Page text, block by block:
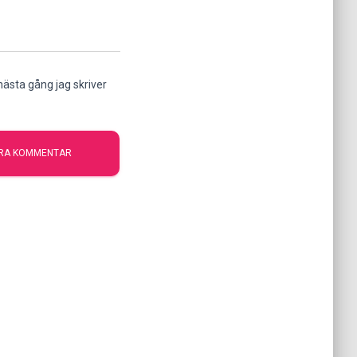
gång jag skriver